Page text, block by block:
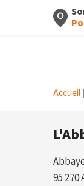
Accueil
95 270